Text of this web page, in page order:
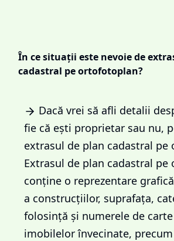
În ce situații este nevoie de
cadastral pe ortofotoplan?
Dacă vrei să afli detalii
fie că ești proprietar sau nu,
extrasul de plan cadastral
Extrasul de plan cadastral
conține o reprezentare
a construcțiilor, suprafața,
folosință și numerele de
imobilelor învecinate,